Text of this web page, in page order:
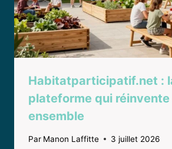
Habitatparticipatif.net :
plateforme qui réinvente
ensemble
Par Manon Laffitte 3 juillet 2026